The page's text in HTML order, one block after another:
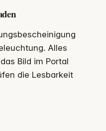
Alles
Bild im Portal
die Lesbarkeit